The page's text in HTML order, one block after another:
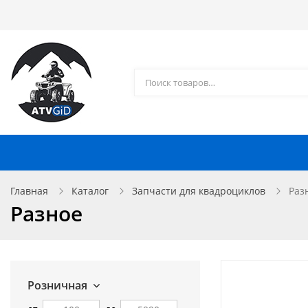
Главная Каталог Запчасти для квадроциклов
Разное
Розничная